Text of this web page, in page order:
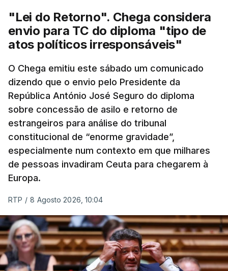
"Lei do Retorno". Chega considera
envio para TC do diploma "tipo de
atos políticos irresponsáveis"
O Chega emitiu este sábado um comunicado
dizendo que o envio pelo Presidente da
República António José Seguro do diploma
sobre concessão de asilo e retorno de
estrangeiros para análise do tribunal
constitucional de “enorme gravidade”,
especialmente num contexto em que milhares
de pessoas invadiram Ceuta para chegarem à
Europa.
RTP / 8 Agosto 2026, 10:04